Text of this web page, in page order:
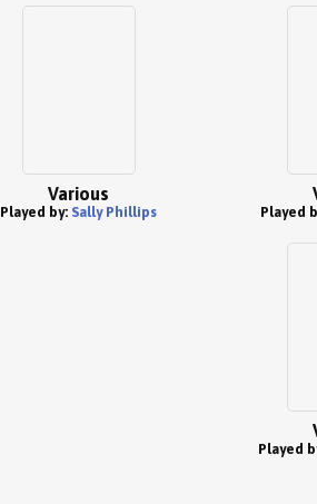
Various
Played by: Sally Phillips Played
Played